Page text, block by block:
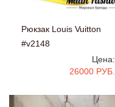
Рюкзак Louis Vuitton
#v2148
Цена:
26000 РУБ.